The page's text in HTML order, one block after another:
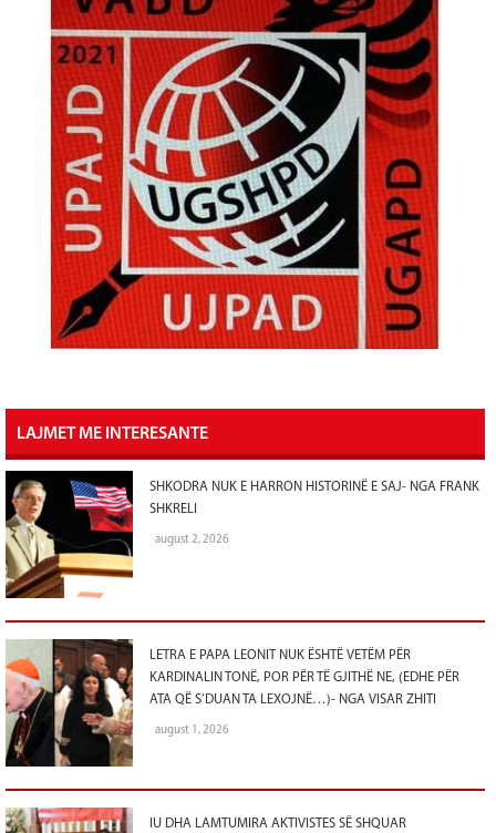
LAJMET ME INTERESANTE
SHKODRA NUK E HARRON HISTORINË E SAJ- NGA FRANK
SHKRELI
august 2, 2026
LETRA E PAPA LEONIT NUK ËSHTË VETËM PËR
KARDINALIN TONË, POR PËR TË GJITHË NE, (EDHE PËR
ATA QË S’DUAN TA LEXOJNË…)- NGA VISAR ZHITI
august 1, 2026
IU DHA LAMTUMIRA AKTIVISTES SË SHQUAR